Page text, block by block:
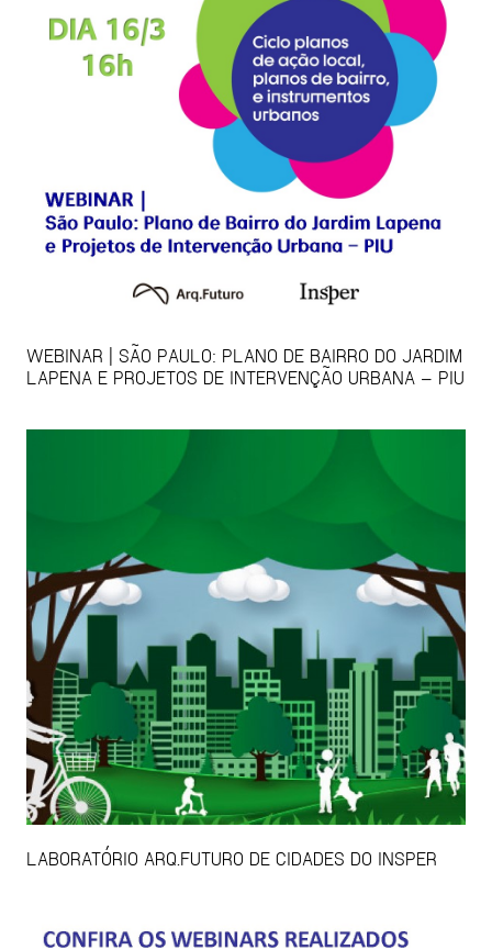
WEBINAR | SÃO PAULO: PLANO DE BAIRRO DO JARDIM
LAPENA E PROJETOS DE INTERVENÇÃO URBANA – PIU
LABORATÓRIO ARQ.FUTURO DE CIDADES DO INSPER